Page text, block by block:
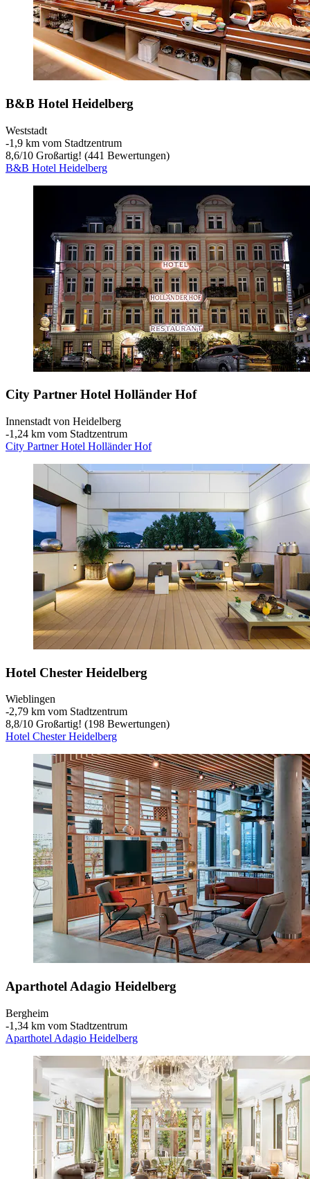
B&B Hotel Heidelberg
Weststadt
‐1,9 km vom Stadtzentrum
8,6/10 Großartig! (441 Bewertungen)
B&B Hotel Heidelberg
City Partner Hotel Holländer Hof
Innenstadt von Heidelberg
‐1,24 km vom Stadtzentrum
City Partner Hotel Holländer Hof
Hotel Chester Heidelberg
Wieblingen
‐2,79 km vom Stadtzentrum
8,8/10 Großartig! (198 Bewertungen)
Hotel Chester Heidelberg
Aparthotel Adagio Heidelberg
Bergheim
‐1,34 km vom Stadtzentrum
Aparthotel Adagio Heidelberg